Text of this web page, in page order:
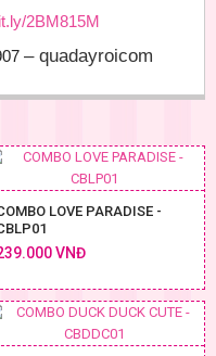
2BM815M
– quadayroicom
LOVE PARADISE -
VNĐ